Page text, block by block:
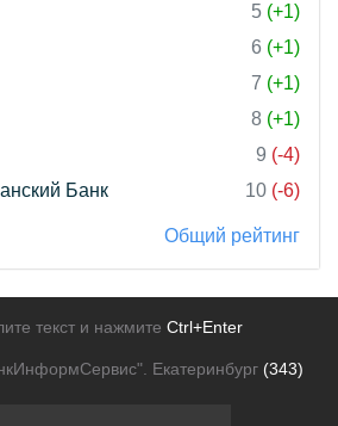
5 (+1)
6 (+1)
7 (+1)
8 (+1)
9 (-4)
Банк
10 (-6)
Общий рейтинг
текст и нажмите Ctrl+Enter
Екатеринбург (343)